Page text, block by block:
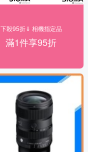
下殺95折⇓ 相機指定品
滿1件享95折